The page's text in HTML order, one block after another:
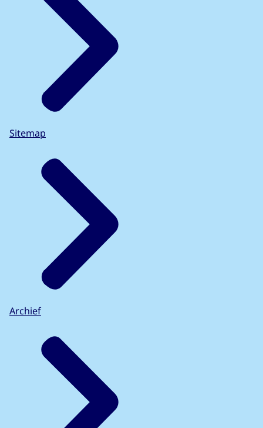
Sitemap
Archief